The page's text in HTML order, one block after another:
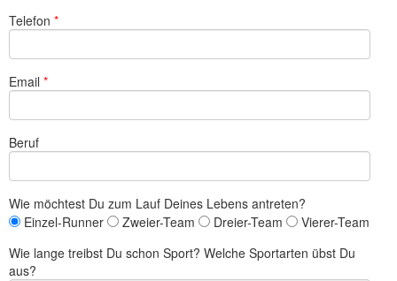
Telefon
Email
Beruf
Wie möchtest Du zum Lauf Deines Lebens antreten?
Einzel-Runner
Zweier-Team Dreier-Team
Vierer-Team
Wie lange treibst Du schon Sport? Welche Sportarten übst Du
aus?